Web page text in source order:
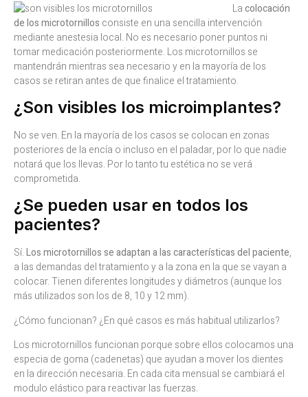
Lacolocación
de los microtornillos consiste en una sencilla intervención
mediante anestesia local. No es necesario poner puntos ni
tomar medicación posteriormente. Los microtornillos se
mantendrán mientras sea necesario y en la mayoría de los
casos se retiran antes de que finalice el tratamiento.
¿Son visibles los microimplantes?
No se ven. En la mayoría de los casos se colocan en zonas
posteriores de la encía o incluso en el paladar, por lo que nadie
notará que los llevas. Por lo tanto tu estética no se verá
comprometida.
¿Se pueden usar en todos los
pacientes?
Sí.Los microtornillos se adaptan a las características del paciente,
a las demandas del tratamiento y a la zona en la que se vayan a
colocar. Tienen diferentes longitudes y diámetros (aunque los
más utilizados son los de 8, 10 y 12 mm).
¿Cómo funcionan? ¿En qué casos es más habitual utilizarlos?
Los microtornillos funcionan porque sobre ellos colocamos una
especia de goma (cadenetas) que ayudan a mover los dientes
en la dirección necesaria. En cada cita mensual se cambiará el
modulo elástico para reactivar las fuerzas.